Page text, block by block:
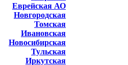
Еврейская АО
Новгородская
Томская
Ивановская
Новосибирская
Тульская
Иркутская